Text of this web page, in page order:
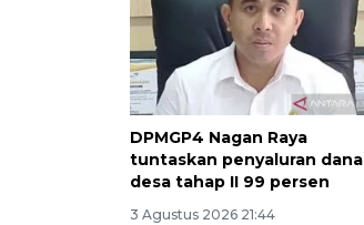
DPMGP4 Nagan Raya
tuntaskan penyaluran dana
desa tahap II 99 persen
3 Agustus 2026 21:44